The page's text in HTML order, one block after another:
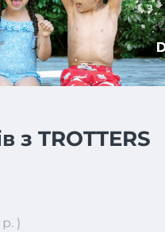
з TROTTERS
)